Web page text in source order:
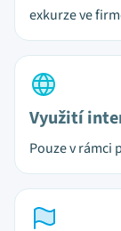
exkurze ve
Využití
Pouze v rámci